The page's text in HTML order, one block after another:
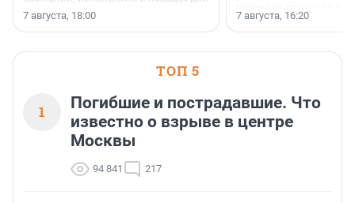
осторожного оптимизма.
7 августа, 18:00
поменялась роль
7 августа, 16:20
ТОП 5
1
Погибшие и пострадавшие. Что
известно о взрыве в центре
Москвы
94 841 217